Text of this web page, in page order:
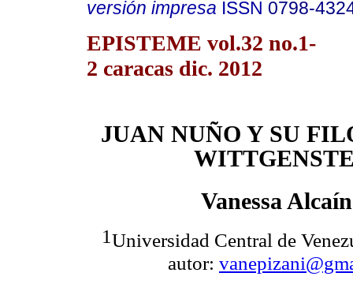
versión impresa ISSN 0798-
EPISTEME vol.32 no.1-
2 caracas dic. 2012
JUAN NUÑO Y SU
Vanessa
1Universidad Central de
autor: